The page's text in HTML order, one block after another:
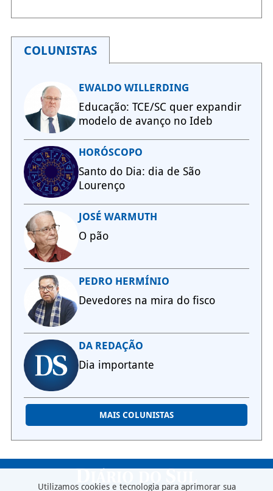
COLUNISTAS
EWALDO WILLERDING
Educação: TCE/SC quer expandir
modelo de avanço no Ideb
HORÓSCOPO
Santo do Dia: dia de São
Lourenço
JOSÉ WARMUTH
O pão
PEDRO HERMÍNIO
Devedores na mira do fisco
DA REDAÇÃO
Dia importante
MAIS COLUNISTAS
Utilizamos cookies e tecnologia para aprimorar sua